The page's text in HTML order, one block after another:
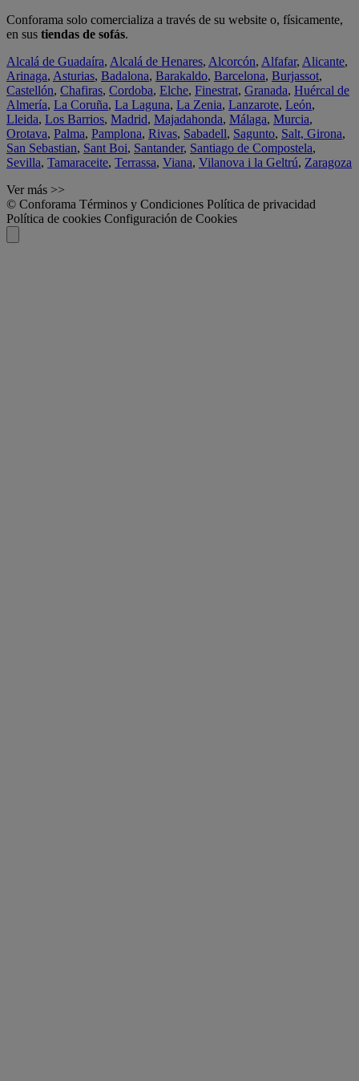
Conforama solo comercializa a través de su website o, físicamente,
en sus tiendas de sofás.
Alcalá de Guadaíra, Alcalá de Henares, Alcorcón, Alfafar, Alicante,
Arinaga, Asturias, Badalona, Barakaldo, Barcelona, Burjassot,
Castellón, Chafiras, Cordoba, Elche, Finestrat, Granada, Huércal de
Almería, La Coruña, La Laguna, La Zenia, Lanzarote, León,
Lleida, Los Barrios, Madrid, Majadahonda, Málaga, Murcia,
Orotava, Palma, Pamplona, Rivas, Sabadell, Sagunto, Salt, Girona,
San Sebastian, Sant Boi, Santander, Santiago de Compostela,
Sevilla, Tamaraceite, Terrassa, Viana, Vilanova i la Geltrú, Zaragoza
Ver más >>
© Conforama Términos y Condiciones Política de privacidad
Política de cookies Configuración de Cookies